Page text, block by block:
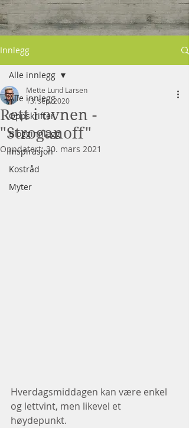
Innlegg
Alle innlegg
Oppskrifter
Blogginnlegg
Inspirasjon
Kostråd
Myter
Alle innlegg
Rett i ovnen -
"Stroganoff"
Mette Lund Larsen
13. sep. 2020
Oppdatert:30. mars 2021
Hverdagsmiddagen kan være enkel
og lettvint, men likevel et
høydepunkt.